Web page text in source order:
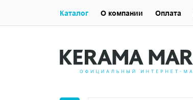
Каталог О компании Оплата